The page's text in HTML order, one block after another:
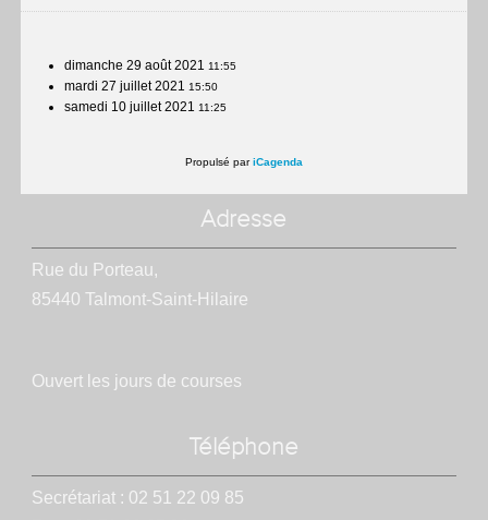
dimanche 29 août 2021 11:55
mardi 27 juillet 2021 15:50
samedi 10 juillet 2021 11:25
Propulsé pariCagenda
Adresse
Rue du Porteau,
85440 Talmont-Saint-Hilaire
Ouvert les jours de courses
Téléphone
Secrétariat : 02 51 22 09 85